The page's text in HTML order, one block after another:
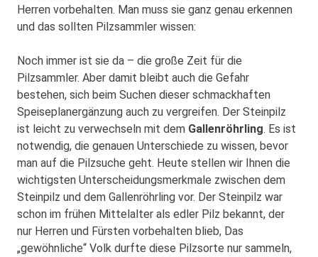
Herren vorbehalten. Man muss sie ganz genau erkennen
und das sollten Pilzsammler wissen:
Noch immer ist sie da – die große Zeit für die
Pilzsammler. Aber damit bleibt auch die Gefahr
bestehen, sich beim Suchen dieser schmackhaften
Speiseplanergänzung auch zu vergreifen. Der Steinpilz
ist leicht zu verwechseln mit dem Gallenröhrling. Es ist
notwendig, die genauen Unterschiede zu wissen, bevor
man auf die Pilzsuche geht. Heute stellen wir Ihnen die
wichtigsten Unterscheidungsmerkmale zwischen dem
Steinpilz und dem Gallenröhrling vor. Der Steinpilz war
schon im frühen Mittelalter als edler Pilz bekannt, der
nur Herren und Fürsten vorbehalten blieb, Das
„gewöhnliche“ Volk durfte diese Pilzsorte nur sammeln,